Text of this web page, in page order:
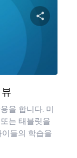
을 합니다. 미
는 태블릿을
들의 학습을